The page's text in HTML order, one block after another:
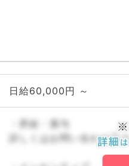
日給60,000円 ～
・昇給・賞与
詳しくはお問い合わせ下